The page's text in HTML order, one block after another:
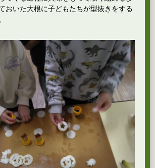
おいた大根に子どもたちが型抜きをする